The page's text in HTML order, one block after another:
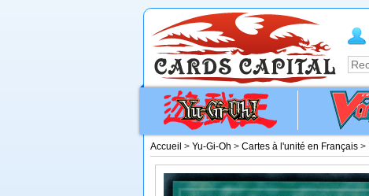
Accueil > Yu-Gi-Oh > Cartes à l'unité en Français >